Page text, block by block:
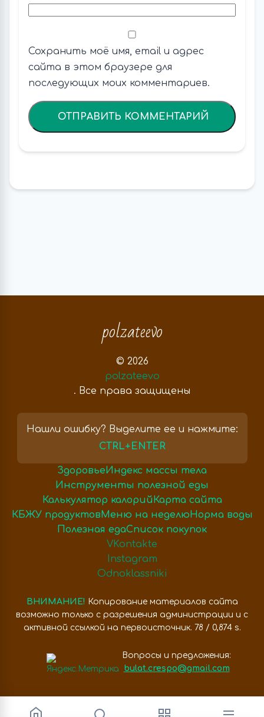
Сохранить моё имя, email и адрес
сайта в этом браузере для
последующих моих комментариев.
polzateevo
© 2026
polzateevo
. Все права защищены
Нашли ошибку? Выделите ее и нажмите:
CTRL+ENTER
Здоровье Индекс массы тела
Инструменты полезной еды
Калькулятор калорий Карта сайта
КБЖУ продуктов Меню на неделю Норма воды
Полезная едаСписок покупок
VKontakte
Instagram
Odnoklassniki
ВНИМАНИЕ! Копирование материалов сайта
возможно только с разрешения администрации и с
активной ссылкой на первоисточник. 78 / 0,874 s.
Вопросы и предложения:
bulat.crespo@gmail.com